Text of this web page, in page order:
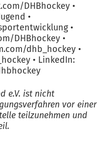
DHBhockey •
•
•
DHBhockey •
dhb_hockey •
• LinkedIn:
e.V. ist nicht
vor einer
teilzunehmen und